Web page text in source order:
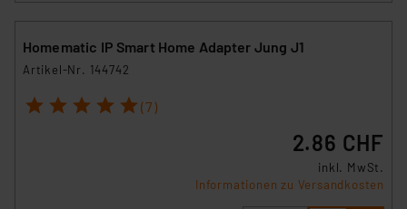
Homematic IP Smart Home Adapter Jung J1
Artikel-Nr. 144742
1 2 3 4 5 (7)
2.86 CHF
inkl. MwSt.
Informationen zu Versandkosten